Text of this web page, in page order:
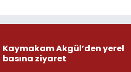
Kaymakam Akgül’den yerel
basına ziyaret